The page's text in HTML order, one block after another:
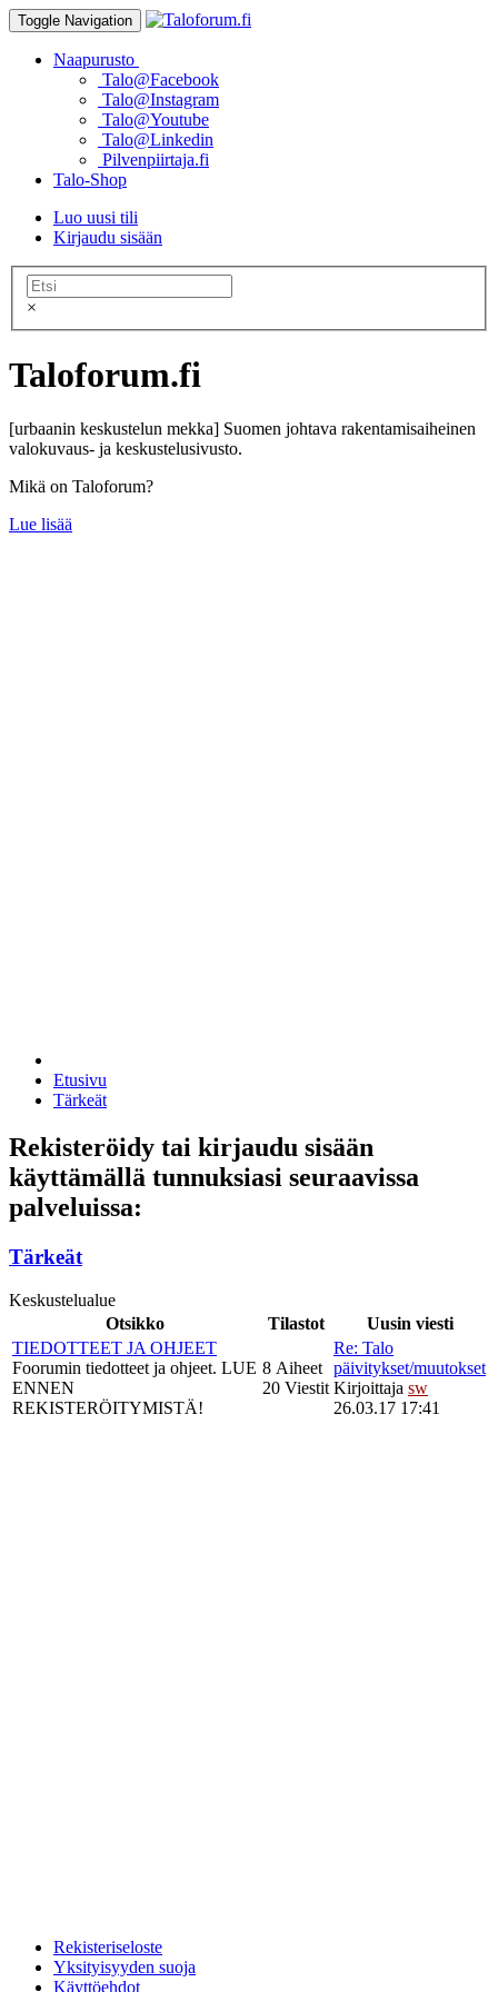
Toggle Navigation
Naapurusto
Talo@Facebook
Talo@Instagram
Talo@Youtube
Talo@Linkedin
Pilvenpiirtaja.fi
Talo-Shop
Luo uusi tili
Kirjaudu sisään
×
Taloforum.fi
[urbaanin keskustelun mekka] Suomen johtava rakentamisaiheinen
valokuvaus- ja keskustelusivusto.
Mikä on Taloforum?
Lue lisää
Etusivu
Tärkeät
Rekisteröidy tai kirjaudu sisään
käyttämällä tunnuksiasi seuraavissa
palveluissa:
Tärkeät
Keskustelualue
Otsikko
Tilastot
Uusin viesti
TIEDOTTEET JA OHJEET
Foorumin tiedotteet ja ohjeet. LUE
ENNEN
REKISTERÖITYMISTÄ!
8 Aiheet
20 Viestit
Re: Talo
päivitykset/muutokset
Kirjoittaja sw
26.03.17 17:41
Rekisteriseloste
Yksityisyyden suoja
Käyttöehdot